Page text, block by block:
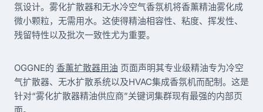
氛设计。雾化扩散器和无水冷空气香氛机将香薰精油雾化成
微小颗粒，无需用水。这使得精油相容性、粘度、挥发性、
残留特性以及批次一致性尤为重要。
OGGNE的 香薰扩散器用油 页面声明其专业级精油专为冷空
气扩散器、无水扩散系统以及HVAC集成香氛机而配制。这是
针对“雾化扩散器精油供应商”关键词集群现有最强的内部页